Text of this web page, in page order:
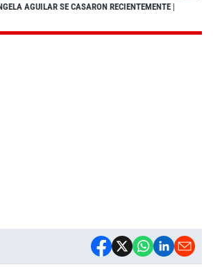
AGUILAR SE CASARON RECIENTEMENTE |